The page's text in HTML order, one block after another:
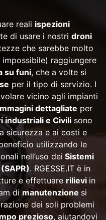
reali ispezioni
di usare i nostri droni
che sarebbe molto
raggiungere
su funi, che a volte si
per il tipo di servizio. I
vicino agli impianti
dettagliate per
industriali e Civilisono
sicurezza e ai costi e
utilizzando le
nell’uso dei Sistemi
. RGESSE.IT è in
e effettuare rilievi in
dimanutenzione si
dei soli problemi
prezioso, aiutandovi